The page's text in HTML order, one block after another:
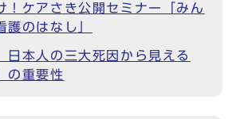
！ケアさき公開セミナー「みん
護のはなし」
本人の三大死因から見える
の重要性